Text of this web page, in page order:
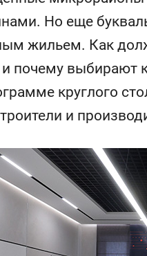
Но еще
жильем. Как
и почему выбирают
круглого
и